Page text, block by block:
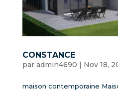
CONSTANCE
par admin4690 Nov 18,
maison contemporaine